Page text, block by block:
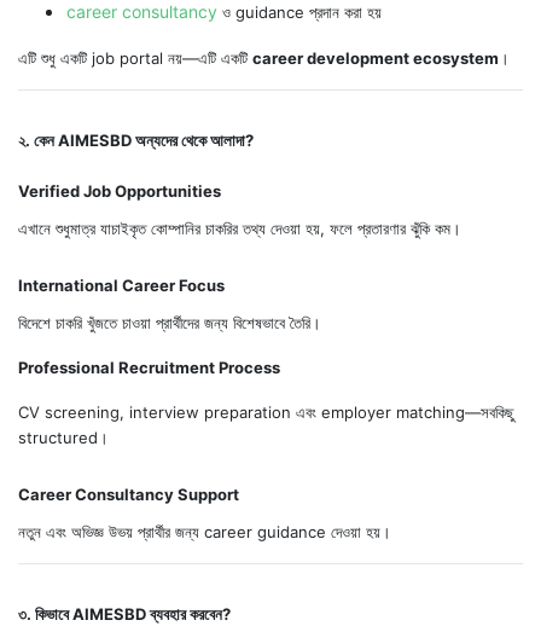
career consultancy ও guidance প্রদান করা হয়
এটি শুধু একটি job portal নয়—এটি একটি career development ecosystem ।
২. কেন AIMESBD অন্যদের থেকে আলাদা?
Verified Job Opportunities
এখানে শুধুমাত্র যাচাইকৃত কোম্পানির চাকরির তথ্য দেওয়া হয়, ফলে প্রতারণার ঝুঁকি কম।
International Career Focus
বিদেশে চাকরি খুঁজতে চাওয়া প্রার্থীদের জন্য বিশেষভাবে তৈরি।
Professional Recruitment Process
CV screening, interview preparation এবং employer matching—সবকিছু
structured।
Career Consultancy Support
নতুন এবং অভিজ্ঞ উভয় প্রার্থীর জন্য career guidance দেওয়া হয়।
৩. কিভাবে AIMESBD ব্যবহার করবেন?